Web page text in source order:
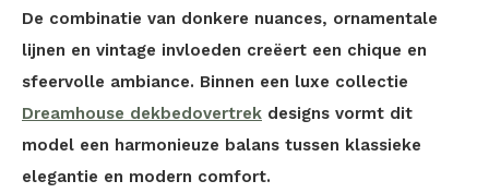
De combinatie van donkere nuances, ornamentale
lijnen en vintage invloeden creëert een chique en
sfeervolle ambiance. Binnen een luxe collectie
Dreamhouse dekbedovertrek designs vormt dit
model een harmonieuze balans tussen klassieke
elegantie en modern comfort.